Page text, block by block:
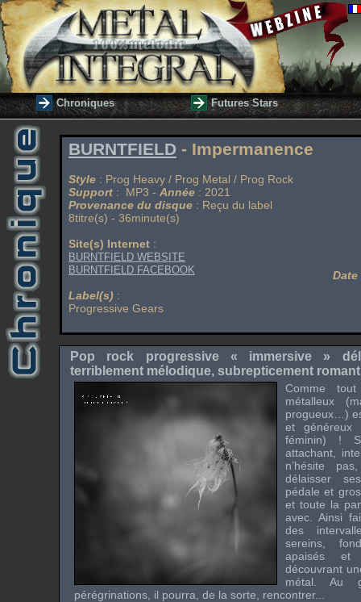
Chroniques Futures Stars
BURNTFIELD - Impermanence
Style : Prog Heavy / Prog Metal / Prog Rock
Support : MP3 - Année : 2021
Provenance du disque : Reçu du label
8titre(s) - 36minute(s)
Site(s) Internet :
BURNTFIELD WEBSITE
BURNTFIELD FACEBOOK
Label(s) :
Progressive Gears
Pop rock progressive « immersive »
terriblement mélodique, subrepticement
Comme
métalleux
progueux…)
et généreux
féminin) !
attachant,
n’hésite
délaisser
pédale et
et toute la
avec. Ainsi
des
sereins,
apaisés et
découvrant
métal. Au
pérégrinations, il pourra, de la sorte, rencontrer...